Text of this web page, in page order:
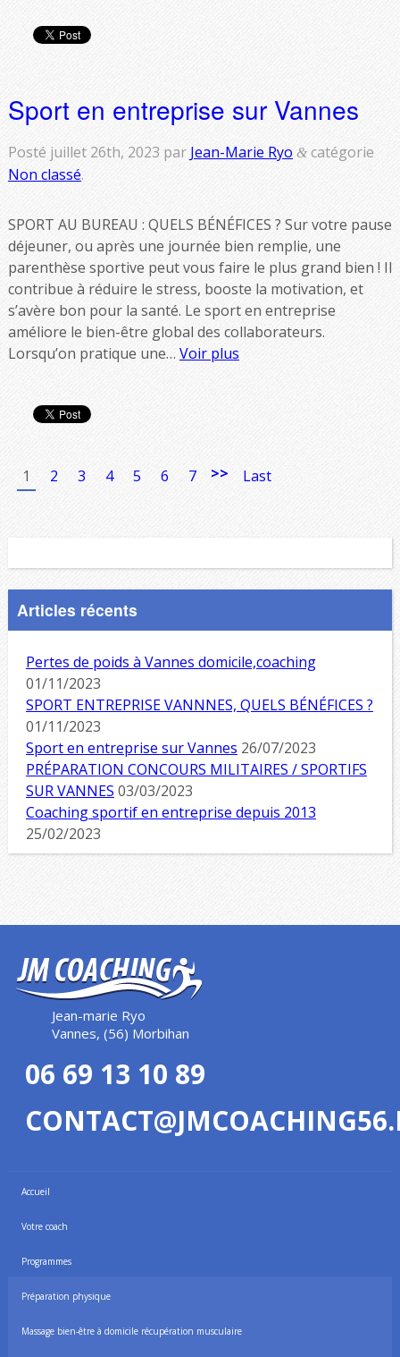
Sport en entreprise sur Vannes
Posté juillet 26th, 2023 par Jean-Marie Ryo &catégorie
Non classé.
SPORT AU BUREAU : QUELS BÉNÉFICES ? Sur votre pause
déjeuner, ou après une journée bien remplie, une
parenthèse sportive peut vous faire le plus grand bien ! Il
contribue à réduire le stress, booste la motivation, et
s’avère bon pour la santé. Le sport en entreprise
améliore le bien-être global des collaborateurs.
Lorsqu’on pratique une… Voir plus
1 2 3 4 5 6 7 >> Last
Articles récents
Pertes de poids à Vannes domicile,coaching
01/11/2023
SPORT ENTREPRISE VANNNES, QUELS BÉNÉFICES ?
01/11/2023
Sport en entreprise sur Vannes 26/07/2023
PRÉPARATION CONCOURS MILITAIRES / SPORTIFS
SUR VANNES 03/03/2023
Coaching sportif en entreprise depuis 2013
25/02/2023
Jean-marie Ryo
Vannes, (56) Morbihan
06 69 13 10 89
Accueil
Votre coach
Programmes
Préparation physique
Massage bien-être à domicile récupération musculaire